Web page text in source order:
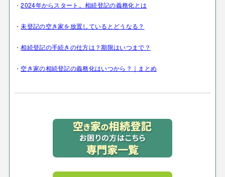
・2024年からスタート。相続登記の義務化とは
・未登記の空き家を放置しているとどうなる？
・相続登記の手続きの仕方は？期限はいつまで？
・ 空き家の相続登記の義務化はいつから？｜まとめ